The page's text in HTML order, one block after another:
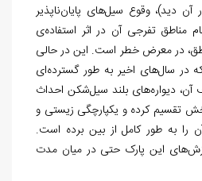
آن دید)، وقوع سیلهای پایانناپذیر
مناطق تفرجی آن در اثر استفادهی
در معرض خطر است. این در حالی
در سالهای اخیر به طور گستردهای
دیوارههای بلند سیلشکن احداث
تقسیم کرده و یکپارچگی زیستی و
را به طور کامل از بین برده است.
های این پارک حتی در میان مدت